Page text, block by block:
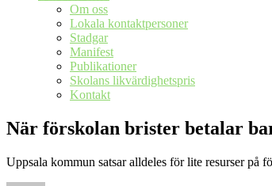
Om oss
Lokala kontaktpersoner
Stadgar
Manifest
Publikationer
Skolans likvärdighetspris
Kontakt
När förskolan brister betalar
Uppsala kommun satsar alldeles för lite resurser